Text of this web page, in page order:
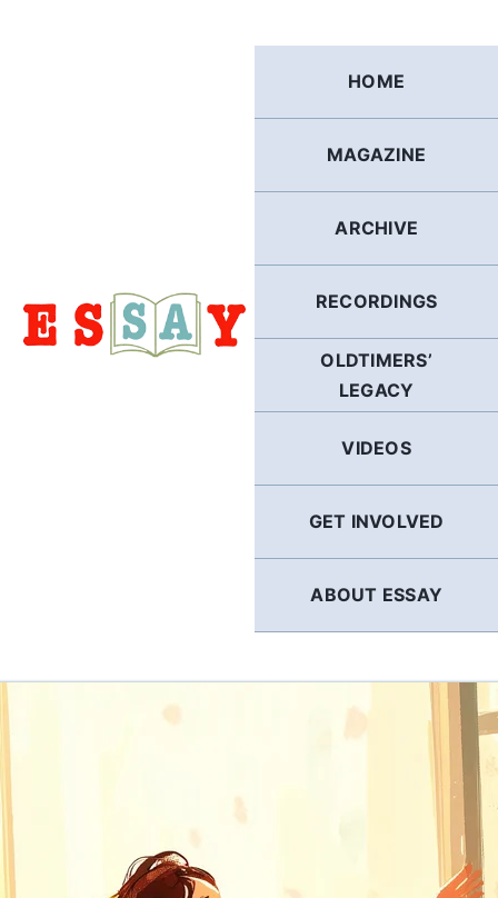
HOME
MAGAZINE
ARCHIVE
RECORDINGS
OLDTIMERS’
LEGACY
VIDEOS
GET INVOLVED
ABOUT ESSAY